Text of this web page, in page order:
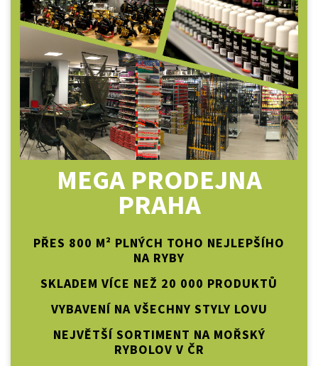
MEGA PRODEJNA
PRAHA
PŘES 800 M² PLNÝCH TOHO NEJLEPŠÍHO
NA RYBY
SKLADEM VÍCE NEŽ 20 000 PRODUKTŮ
VYBAVENÍ NA VŠECHNY STYLY LOVU
NEJVĚTŠÍ SORTIMENT NA MOŘSKÝ
RYBOLOV V ČR